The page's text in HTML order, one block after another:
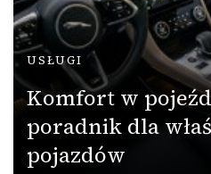
USŁUGI
Komfort w
poradnik dla
pojazdów